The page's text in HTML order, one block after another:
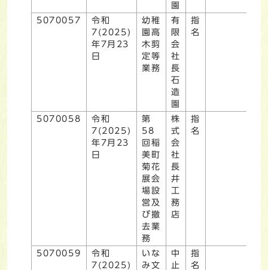
園
5070057
令和
7(2025)
年7月23
日
幼稚
園高
木剪
定等
業務
有
限
会
社
長
石
造
園
指
名
5070058
令和
7(2025)
年7月23
日
第
58
回稲
美町
菊花
展会
場設
営及
び撤
去業
務
株
式
会
社
長
井
工
務
店
指
名
5070059
令和
7(2025)
いな
み文
中
止
指
名